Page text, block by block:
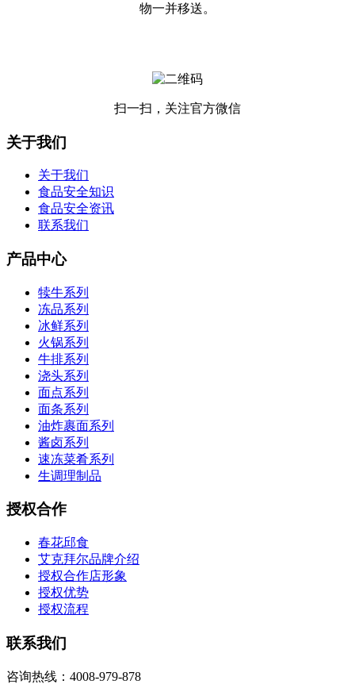
物一并移送。
扫一扫，关注官方微信
关于我们
关于我们
食品安全知识
食品安全资讯
联系我们
产品中心
犊牛系列
冻品系列
冰鲜系列
火锅系列
牛排系列
浇头系列
面点系列
面条系列
油炸裹面系列
酱卤系列
速冻菜肴系列
生调理制品
授权合作
春花邱食
艾克拜尔品牌介绍
授权合作店形象
授权优势
授权流程
联系我们
咨询热线：4008-979-878